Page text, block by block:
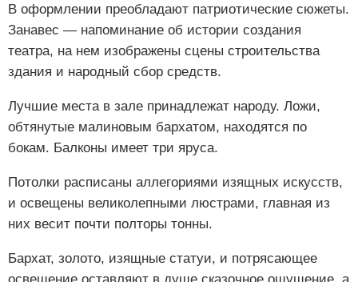
В оформлении преобладают патриотические сюжеты.
Занавес — напоминание об истории создания
театра, на нем изображены сцены строительства
здания и народный сбор средств.
Лучшие места в зале принадлежат народу. Ложи,
обтянутые малиновым бархатом, находятся по
бокам. Балконы имеет три яруса.
Потолки расписаны аллегориями изящных искусств,
и освещены великолепными люстрами, главная из
них весит почти полторы тонны.
Бархат, золото, изящные статуи, и потрясающее